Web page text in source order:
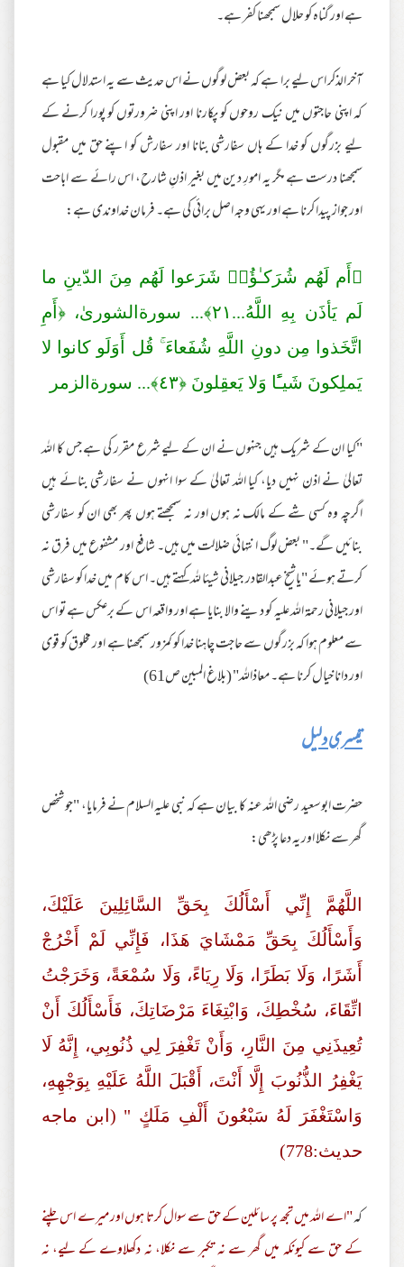
ہے اور گناہ کو حلال سمجھنا کفر ہے۔
آخر الذکر اس لیے برا ہے کہ بعض لوگوں نے اس حدیث سے یہ استدلال کیا ہے
کہ اپنی حاجتوں میں نیک روحوں کو پکارنا اور اپنی ضرورتوں کو پورا کرنے کے
لیے بزرگوں کو خدا کے ہاں سفارشی بنانا اور سفارش کو اپنے حق میں مقبول
سمجھنا درست ہے مگر یہ امورِ دین میں بغیر اذنِ شارح، اس رائے سے اباحت
اور جواز پیدا کرنا ہے اور یہی وجہ اصل برائی کی ہے۔ فرمان خداوندی ہے:
﴿أَم لَهُم شُرَ‌كـٰؤُا۟ شَرَ‌عوا لَهُم مِنَ الدّينِ ما
لَم يَأذَن بِهِ اللَّهُ... ٢١﴾... سورةالشورىٰ، ﴿أَمِ
اتَّخَذوا مِن دونِ اللَّهِ شُفَعاءَ ۚ قُل أَوَلَو كانوا لا
يَملِكونَ شَيـًٔا وَلا يَعقِلونَ ﴿٤٣﴾... سورةالزمر
"کیا ان کے شریک ہیں جنہوں نے ان کے لیے شرع مقرر کی ہے جس کا اللہ
تعالیٰ نے اذن نہیں دیا، کیا اللہ تعالیٰ کے سوا انہوں نے سفارشی بنائے ہیں
اگرچہ وہ کسی شے کے مالک نہ ہوں اور نہ سمجھتے ہوں پھر بھی ان کو سفارشی
بنائیں گے۔" بعض لوگ انتہائی ضلالت میں ہیں۔ شافع اور مشفوع میں فرق نہ
کرتے ہوئے "ياشيخ عبدالقادر جيلاني شيئا لله کہتے ہیں۔ اس کام میں خدا کو سفارشی
اور جیلانی رحمۃ اللہ علیہ کو دینے والا بنایا ہے اور واقعہ اس کے برعکس ہے تو اس
سے معلوم ہوا کہ بزرگوں سے حاجت چاہنا خدا کو کمزور سمجھنا ہے اور مخلوق کو قوی
اور دانا خیال کرنا ہے۔ معاذاللہ" (بلاغ المبین ص61)
تیسری دلیل
حضرت ابوسعید رضی اللہ عنہ کا بیان ہے کہ نبی علیہ السلام نے فرمایا، "جو شخص
گھر سے نکلا اور یہ دعا پڑھی:
اللَّهُمَّ إِنِّي أَسْأَلُكَ بِحَقِّ السَّائِلِينَ عَلَيْكَ،
وَأَسْأَلُكَ بِحَقِّ مَمْشَايَ هَذَا، فَإِنِّي لَمْ أَخْرُجْ
أَشَرًا، وَلَا بَطَرًا، وَلَا رِيَاءً، وَلَا سُمْعَةً، وَخَرَجْتُ
اتِّقَاءَ، سُخْطِكَ، وَابْتِغَاءَ مَرْضَاتِكَ، فَأَسْأَلُكَ أَنْ
تُعِيذَنِي مِنَ النَّارِ، وَأَنْ تَغْفِرَ لِي ذُنُوبِي، إِنَّهُ لَا
يَغْفِرُ الذُّنُوبَ إِلَّا أَنْتَ، أَقْبَلَ اللَّهُ عَلَيْهِ بِوَجْهِهِ،
وَاسْتَغْفَرَ لَهُ سَبْعُونَ أَلْفِ مَلَكٍ " (ابن ماجه
حديث:778)
کہ"اے اللہ میں تجھ پر سائلین کے حق سے سوال کرتا ہوں اور میرے اس چلنے
کے حق سے کیونکہ میں گھر سے نہ تکبر سے نکلا، نہ دکھلاوے کے لیے، نہ